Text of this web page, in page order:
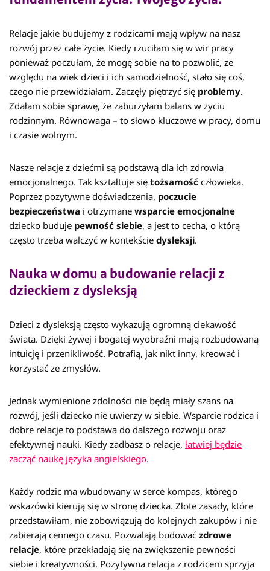
Relacje jakie budujemy z rodzicami mają wpływ na nasz
rozwój przez całe życie. Kiedy rzuciłam się w wir pracy
ponieważ poczułam, że mogę sobie na to pozwolić, ze
względu na wiek dzieci i ich samodzielność, stało się coś,
czego nie przewidziałam. Zaczęły piętrzyć się problemy.
Zdałam sobie sprawę, że zaburzyłam balans w życiu
rodzinnym. Równowaga – to słowo kluczowe w pracy, domu
i czasie wolnym.
Nasze relacje z dziećmi są podstawą dla ich zdrowia
emocjonalnego. Tak kształtuje się tożsamość człowieka.
Poprzez pozytywne doświadczenia, poczucie
bezpieczeństwa i otrzymane wsparcie emocjonalne
dziecko buduje pewność siebie, a jest to cecha, o którą
często trzeba walczyć w kontekście dysleksji.
Nauka w domu a budowanie relacji z
dzieckiem z dysleksją
Dzieci z dysleksją często wykazują ogromną ciekawość
świata. Dzięki żywej i bogatej wyobraźni mają rozbudowaną
intuicję i przenikliwość. Potrafią, jak nikt inny, kreować i
korzystać ze zmysłów.
Jednak wymienione zdolności nie będą miały szans na
rozwój, jeśli dziecko nie uwierzy w siebie. Wsparcie rodzica i
dobre relacje to podstawa do dalszego rozwoju oraz
efektywnej nauki. Kiedy zadbasz o relacje, łatwiej będzie
zacząć naukę języka angielskiego.
Każdy rodzic ma wbudowany w serce kompas, którego
wskazówki kierują się w stronę dziecka. Złote zasady, które
przedstawiłam, nie zobowiązują do kolejnych zakupów i nie
zabierają cennego czasu. Pozwalają budować zdrowe
relacje, które przekładają się na zwiększenie pewności
siebie i kreatywności. Pozytywna relacja z rodzicem sprzyja